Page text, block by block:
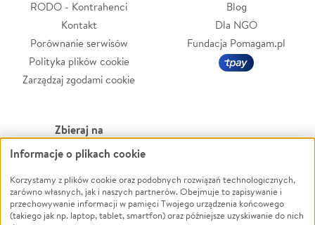
RODO - Kontrahenci
Kontakt
Porównanie serwisów
Polityka plików cookie
Zarządzaj zgodami cookie
Blog
Dla NGO
Fundacja Pomagam.pl
Zbieraj na
Leczenie
Zwierzęta
Pożar
Ukraina
Powódź
Wichura
NGO
Informacje o plikach cookie
Korzystamy z plików cookie oraz podobnych rozwiązań technologicznych,
zarówno własnych, jak i naszych partnerów. Obejmuje to zapisywanie i
przechowywanie informacji w pamięci Twojego urządzenia końcowego
(takiego jak np. laptop, tablet, smartfon) oraz późniejsze uzyskiwanie do nich